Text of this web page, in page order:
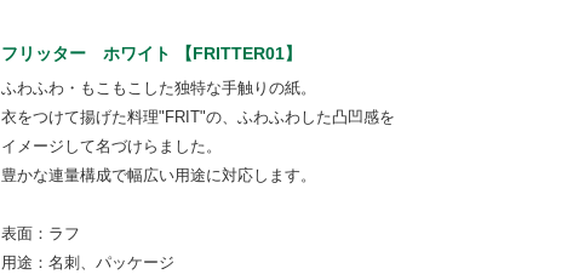
フリッター ホワイト 【FRITTER01】
ふわふわ・もこもこした独特な手触りの紙。
衣をつけて揚げた料理"FRIT"の、ふわふわした凸凹感を
イメージして名づけらました。
豊かな連量構成で幅広い用途に対応します。
表面：ラフ
用途：名刺、パッケージ